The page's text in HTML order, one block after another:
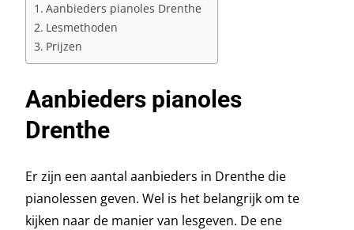
Aanbieders pianoles Drenthe
Lesmethoden
Prijzen
Aanbieders pianoles
Drenthe
Er zijn een aantal aanbieders in Drenthe die
pianolessen geven. Wel is het belangrijk om te
kijken naar de manier van lesgeven. De ene